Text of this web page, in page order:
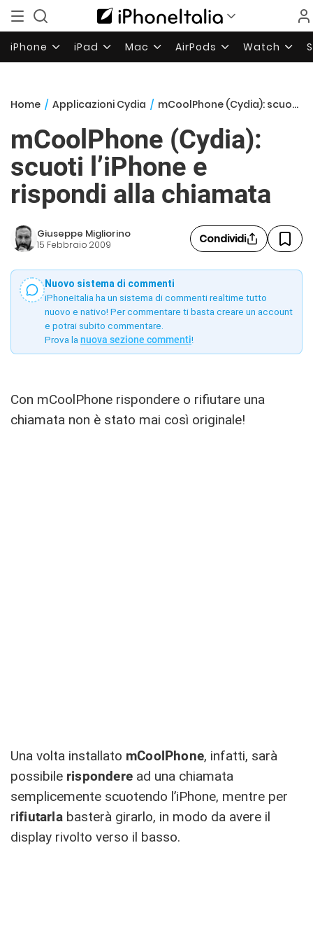
iPhone iPad Mac AirPods Watch
Home / Applicazioni Cydia / mCoolPhone (Cydia): scuoti l’iPhone e rispondi alla chiamata
mCoolPhone (Cydia):
scuoti l’iPhone e
rispondi alla chiamata
Giuseppe Migliorino
15 Febbraio 2009 Condividi
Nuovo sistema di commenti
iPhoneItalia ha un sistema di commenti realtime tutto
nuovo e nativo! Per commentare ti basta creare un account
e potrai subito commentare.
Prova la nuova sezione commenti!
Con mCoolPhone rispondere o rifiutare una
chiamata non è stato mai così originale!
Una volta installato mCoolPhone, infatti, sarà
possibile rispondere ad una chiamata
semplicemente scuotendo l’iPhone, mentre per
rifiutarlabasterà girarlo, in modo da avere il
display rivolto verso il basso.